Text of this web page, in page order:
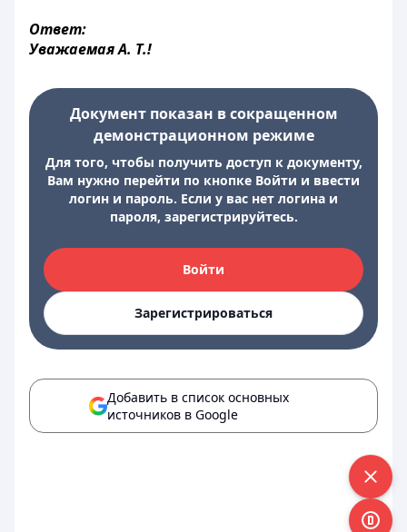
Ответ:
Уважаемая А. Т.!
Документ показан в сокращенном
демонстрационном режиме
Для того, чтобы получить доступ к документу,
Вам нужно перейти по кнопке Войти и ввести
логин и пароль. Если у вас нет логина и
пароля, зарегистрируйтесь.
Войти
Зарегистрироваться
Добавить в список основных
источников в Google